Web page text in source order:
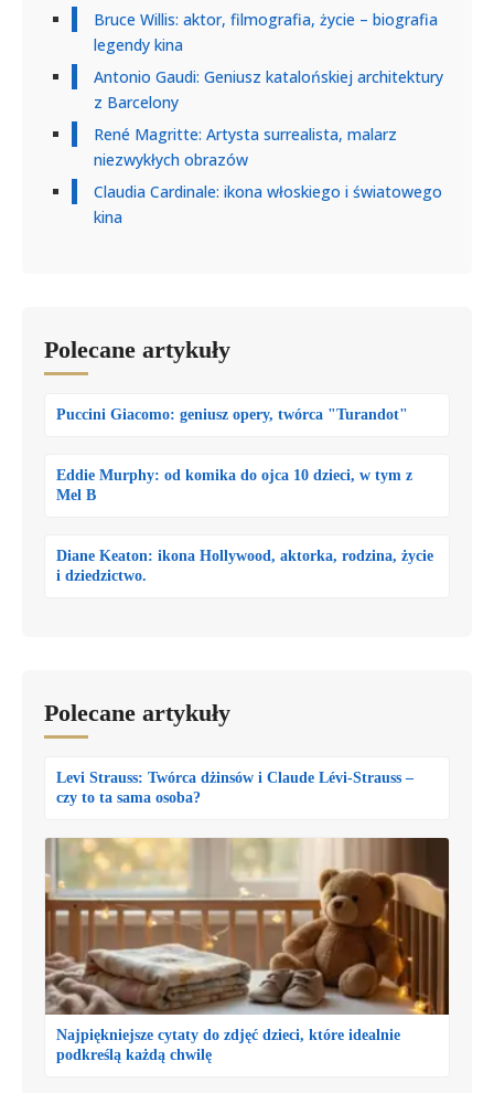
Bruce Willis: aktor, filmografia, życie – biografia
legendy kina
Antonio Gaudi: Geniusz katalońskiej architektury
z Barcelony
René Magritte: Artysta surrealista, malarz
niezwykłych obrazów
Claudia Cardinale: ikona włoskiego i światowego
kina
Polecane artykuły
Puccini Giacomo: geniusz opery, twórca "Turandot"
Eddie Murphy: od komika do ojca 10 dzieci, w tym z
Mel B
Diane Keaton: ikona Hollywood, aktorka, rodzina, życie
i dziedzictwo.
Polecane artykuły
Levi Strauss: Twórca dżinsów i Claude Lévi-Strauss –
czy to ta sama osoba?
Najpiękniejsze cytaty do zdjęć dzieci, które idealnie
podkreślą każdą chwilę